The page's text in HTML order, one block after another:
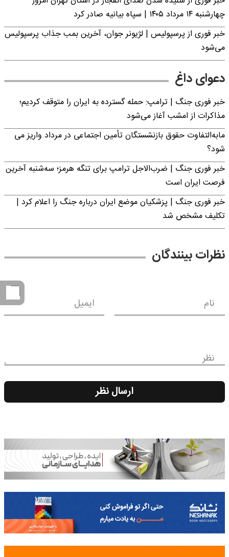
چهارشنبه ۱۴ مرداد ۱۴۰۵ | سپاه بیانیه صادر کرد
خبر فوری از پرسپولیس | لژیونر جوان، آخرین بمب جذاب پرسپولیس
می‌شود
دعوای داغ
خبر فوری جنگ | ترامپ: حمله گسترده به ایران را متوقف کردیم؛
مذاکرات از امشب آغاز می‌شود
مابه‌التفاوت حقوق بازنشستگان تأمین اجتماعی در مرداد واریز می
شود؟
خبر فوری جنگ | ضرب‌الاجل ترامپ برای تنگه هرمز؛ سه‌شنبه آخرین
فرصت ایران است
خبر فوری جنگ | پزشکیان موضع ایران درباره جنگ را اعلام کرد |
تکلیف مشخص شد
نظرات بینندگان
نام ایمیل
نظر
ارسال نظر